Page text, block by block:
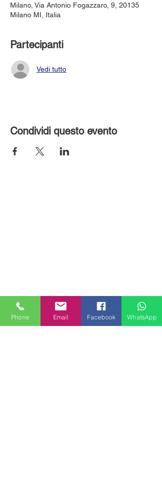
Milano, Via Antonio Fogazzaro, 9, 20135
Milano MI, Italia
Partecipanti
Vedi tutto
Condividi questo evento
MILANHOUSES
Phone Email Facebook WhatsApp